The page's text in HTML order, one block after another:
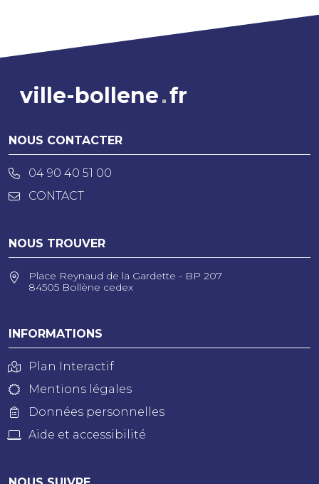
ville-bollene fr
NOUS CONTACTER
04 90 40 51 00
CONTACT
NOUS TROUVER
Place Reynaud de la Gardette - BP 207
84505 Bollène cedex
INFORMATIONS
Plan Interactif
Mentions légales
Données personnelles
Aide et accessibilité